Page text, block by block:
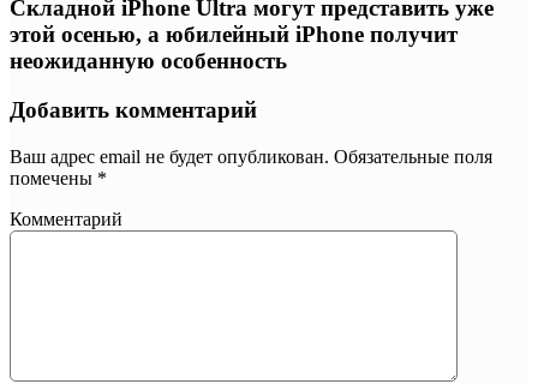
Складной iPhone Ultra могут представить уже
этой осенью, а юбилейный iPhone получит
неожиданную особенность
Добавить комментарий
Ваш адрес email не будет опубликован. Обязательные поля
помечены *
Комментарий